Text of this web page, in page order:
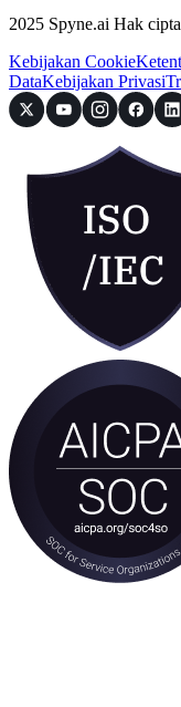
2025 Spyne.ai Hak
Kebijakan Cookie
DataKebijakan Privasi